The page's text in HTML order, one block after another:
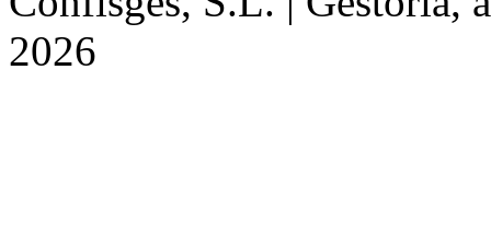
2026